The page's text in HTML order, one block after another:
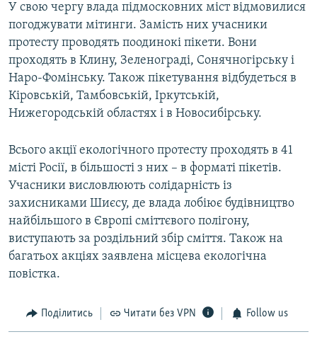
У свою чергу влада підмосковних міст відмовилися
погоджувати мітинги. Замість них учасники
протесту проводять поодинокі пікети. Вони
проходять в Клину, Зеленограді, Сонячногірську і
Наро-Фомінську. Також пікетування відбудеться в
Кіровській, Тамбовській, Іркутській,
Нижегородській областях і в Новосибірську.
Всього акції екологічного протесту проходять в 41
місті Росії, в більшості з них – в форматі пікетів.
Учасники висловлюють солідарність із
захисниками Шиєсу, де влада лобіює будівництво
найбільшого в Європі сміттєвого полігону,
виступають за роздільний збір сміття. Також на
багатьох акціях заявлена місцева екологічна
повістка.
Поділитись Читати без VPN Follow us